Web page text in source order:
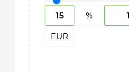
%
EUR